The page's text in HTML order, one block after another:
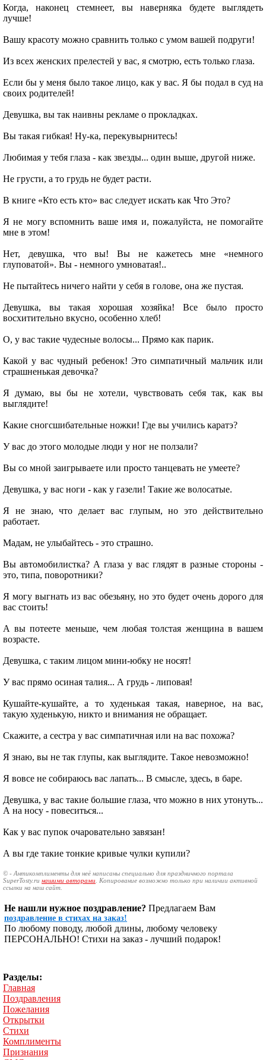
Когда, наконец стемнеет, вы наверняка будете выглядеть
лучше!
Вашу красоту можно сравнить только с умом вашей подруги!
Из всех женских прелестей у вас, я смотрю, есть только глаза.
Если бы у меня было такое лицо, как у вас. Я бы подал в суд на
своих родителей!
Девушка, вы так наивны рекламе о прокладках.
Вы такая гибкая! Ну-ка, перекувырнитесь!
Любимая у тебя глаза - как звезды... один выше, другой ниже.
Не грусти, а то грудь не будет расти.
В книге «Кто есть кто» вас следует искать как Что Это?
Я не могу вспомнить ваше имя и, пожалуйста, не помогайте
мне в этом!
Нет, девушка, что вы! Вы не кажетесь мне «немного
глуповатой». Вы - немного умноватая!..
Не пытайтесь ничего найти у себя в голове, она же пустая.
Девушка, вы такая хорошая хозяйка! Все было просто
восхитительно вкусно, особенно хлеб!
О, у вас такие чудесные волосы... Прямо как парик.
Какой у вас чудный ребенок! Это симпатичный мальчик или
страшненькая девочка?
Я думаю, вы бы не хотели, чувствовать себя так, как вы
выглядите!
Какие сногсшибательные ножки! Где вы учились каратэ?
У вас до этого молодые люди у ног не ползали?
Вы со мной заигрываете или просто танцевать не умеете?
Девушка, у вас ноги - как у газели! Такие же волосатые.
Я не знаю, что делает вас глупым, но это действительно
работает.
Мадам, не улыбайтесь - это страшно.
Вы автомобилистка? А глаза у вас глядят в разные стороны -
это, типа, поворотники?
Я могу выгнать из вас обезьяну, но это будет очень дорого для
вас стоить!
А вы потеете меньше, чем любая толстая женщина в вашем
возрасте.
Девушка, с таким лицом мини-юбку не носят!
У вас прямо осиная талия... А грудь - липовая!
Кушайте-кушайте, а то худенькая такая, наверное, на вас,
такую худенькую, никто и внимания не обращает.
Скажите, а сестра у вас симпатичная или на вас похожа?
Я знаю, вы не так глупы, как выглядите. Такое невозможно!
Я вовсе не собираюсь вас лапать... В смысле, здесь, в баре.
Девушка, у вас такие большие глаза, что можно в них утонуть...
А на носу - повеситься...
Как у вас пупок очаровательно завязан!
А вы где такие тонкие кривые чулки купили?
© - Антикомплименты для неё написаны специально для праздничного портала
SuperTosty.ru нашими авторами . Копирование возможно только при наличии активной
ссылки на наш сайт.
Не нашли нужное поздравление? Предлагаем Вам
поздравление в стихах на заказ!
По любому поводу, любой длины, любому человеку
ПЕРСОНАЛЬНО! Стихи на заказ - лучший подарок!
Разделы:
Главная
Поздравления
Пожелания
Открытки
Стихи
Комплименты
Признания